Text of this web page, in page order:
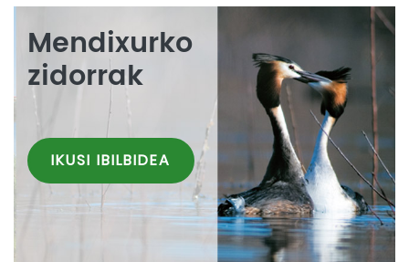
Mendixurko
zidorrak
IKUSI IBILBIDEA